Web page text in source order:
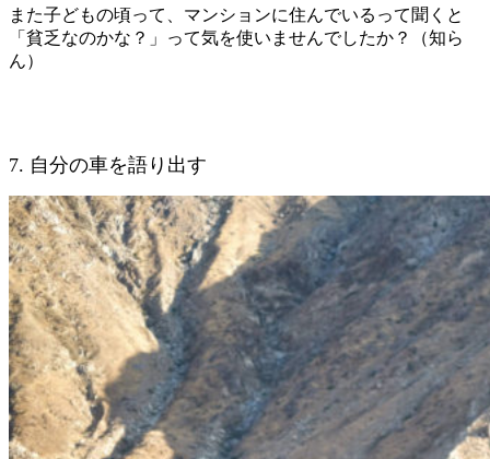
また子どもの頃って、マンションに住んでいるって聞くと
「貧乏なのかな？」って気を使いませんでしたか？（知ら
ん）
7. 自分の車を語り出す